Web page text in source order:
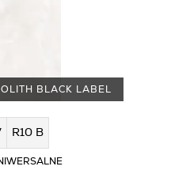
BLACK LABEL
R10 B